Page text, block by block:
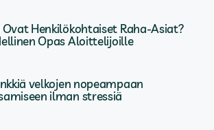
Henkilökohtaiset Raha-Asiat?
Opas Aloittelijoille
velkojen nopeampaan
ilman stressiä